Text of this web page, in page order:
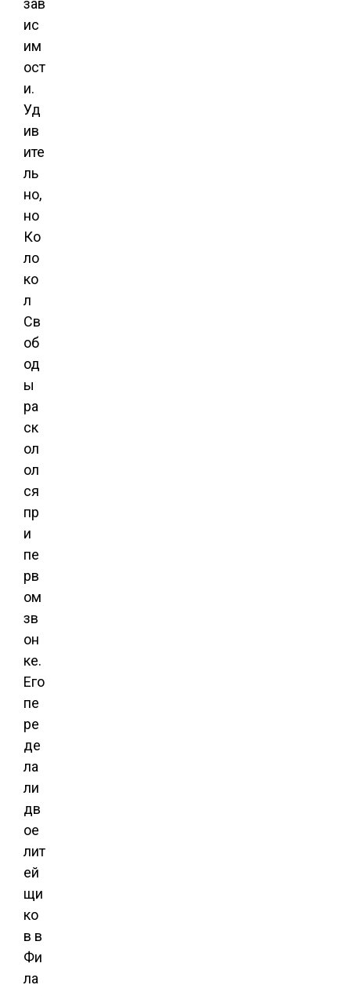
зав
ис
им
ост
и.
Уд
ив
ите
ль
но,
но
Ко
ло
ко
л
Св
об
од
ы
ра
ск
ол
ол
ся
пр
и
пе
рв
ом
зв
он
ке.
Его
пе
ре
де
ла
ли
дв
ое
лит
ей
щи
ко
в в
Фи
ла